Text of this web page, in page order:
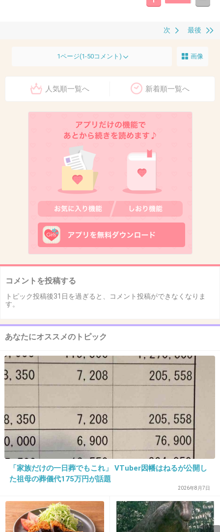
最後
次
1ページ(1-50コメント) 画像
人気順一覧へ 新着順一覧へ
コメントを投稿する
トピック投稿後31日を過ぎると、コメント投稿ができなくなりま
す。
あなたにオススメのトピック
「家族だけの一日葬でもこれ」 VTuber因幡はねるが公開し
た祖母の葬儀代175万円が話題
2026年8月7日